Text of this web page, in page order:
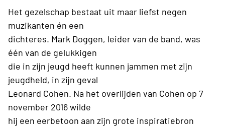
Het gezelschap bestaat uit maar liefst negen
muzikanten én een
dichteres. Mark Doggen, leider van de band, was
één van de gelukkigen
die in zijn jeugd heeft kunnen jammen met zijn
jeugdheld, in zijn geval
Leonard Cohen. Na het overlijden van Cohen op 7
november 2016 wilde
hij een eerbetoon aan zijn grote inspiratiebron